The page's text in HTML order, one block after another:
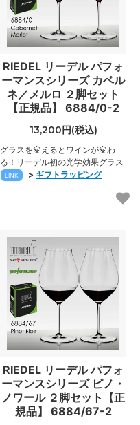
RIEDEL リーデル パフォ
ーマンスシリーズ カベル
ネ／メルロ ２脚セット
【正規品】 6884/0-2
13,200円(税込)
グラスを変えるとワインが変わ
る！リーデル初の光学効果グラス
LINK > ギフトラッピング
RIEDEL リーデル パフォ
ーマンスシリーズ ピノ・
ノワール ２脚セット【正
規品】 6884/67-2